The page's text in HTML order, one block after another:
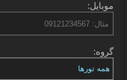
موبایل:
گروه: